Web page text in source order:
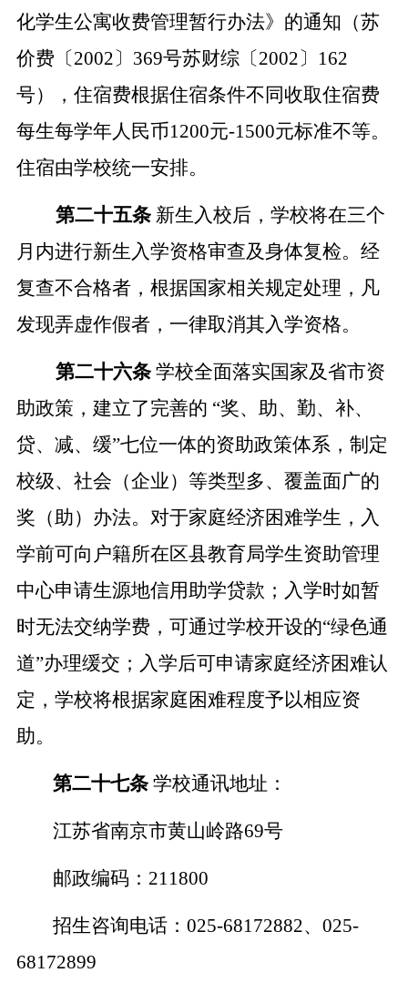
化学生公寓收费管理暂行办法》的通知（苏
价费 〔2002〕 369号苏财综〔2002〕 162
号），住宿费根据住宿条件不同收取住宿费
每生每学年人民币1200元-1500元标准不等。
住宿由学校统一安排。
第二十五条 新生入校后，学校将在三个
月内进行新生入学资格审查及身体复检。经
复查不合格者，根据国家相关规定处理，凡
发现弄虚作假者，一律取消其入学资格。
第二十六条 学校全面落实国家及省市资
助政策，建立了完善的 “奖、助、勤、补、
贷、减、缓”七位一体的资助政策体系，制定
校级、社会 （企业） 等类型多、覆盖面广的
奖 （助） 办法。对于家庭经济困难学生，入
学前可向户籍所在区县教育局学生资助管理
中心申请生源地信用助学贷款；入学时如暂
时无法交纳学费，可通过学校开设的“绿色通
道”办理缓交；入学后可申请家庭经济困难认
定，学校将根据家庭困难程度予以相应资
助。
第二十七条 学校通讯地址：
江苏省南京市黄山岭路69号
邮政编码： 211800
招生咨询电话： 025-68172882、 025-
68172899